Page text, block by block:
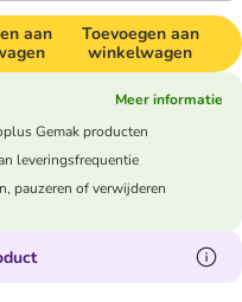
aan
Toevoegen aan
winkelwagen
Meer informatie
Gemak producten
leveringsfrequentie
pauzeren of verwijderen